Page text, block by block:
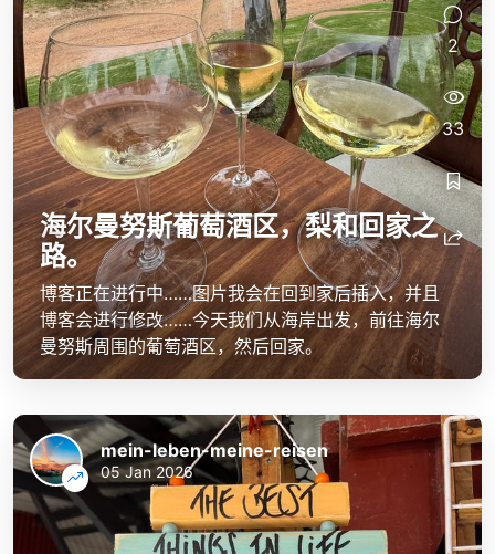
海尔曼努斯葡萄酒区，梨和回家之
路。
博客正在进行中……图片我会在回到家后插入，并且
博客会进行修改……今天我们从海岸出发，前往海尔
曼努斯周围的葡萄酒区，然后回家。
2
33
mein-leben-meine-reisen
05 Jan 2026